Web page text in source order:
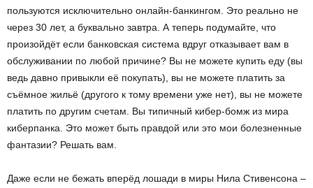
пользуются исключительно онлайн-банкингом. Это реально не
через 30 лет, а буквально завтра. А теперь подумайте, что
произойдёт если банковская система вдруг отказывает вам в
обслуживании по любой причине? Вы не можете купить еду (вы
ведь давно привыкли её покупать), вы не можете платить за
съёмное жильё (другого к тому времени уже нет), вы не можете
платить по другим счетам. Вы типичный кибер-бомж из мира
киберпанка. Это может быть правдой или это мои болезненные
фантазии? Решать вам.
Даже если не бежать вперёд лошади в миры Нила Стивенсона –